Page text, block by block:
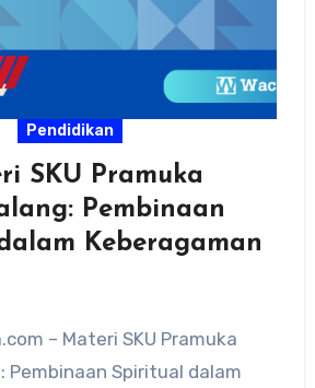
Pendidikan
SKU Pramuka
Pembinaan
Keberagaman
– Materi SKU Pramuka
Pembinaan Spiritual dalam